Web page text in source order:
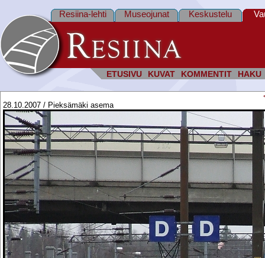
ETUSIVU KUVAT KOMMENTIT HAKU
Resiina-lehti Museojunat Keskustelu
28.10.2007 / Pieksämäki asema